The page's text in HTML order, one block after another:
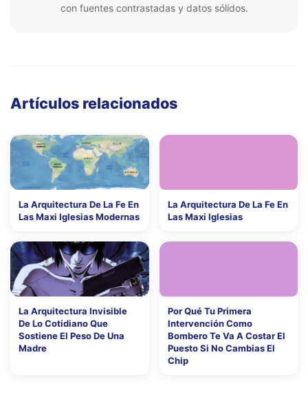
con fuentes contrastadas y datos sólidos.
Artículos relacionados
La Arquitectura De La Fe En
Las Maxi Iglesias Modernas
La Arquitectura De La Fe En
Las Maxi Iglesias
La Arquitectura Invisible
De Lo Cotidiano Que
Sostiene El Peso De Una
Madre
Por Qué Tu Primera
Intervención Como
Bombero Te Va A Costar El
Puesto Si No Cambias El
Chip